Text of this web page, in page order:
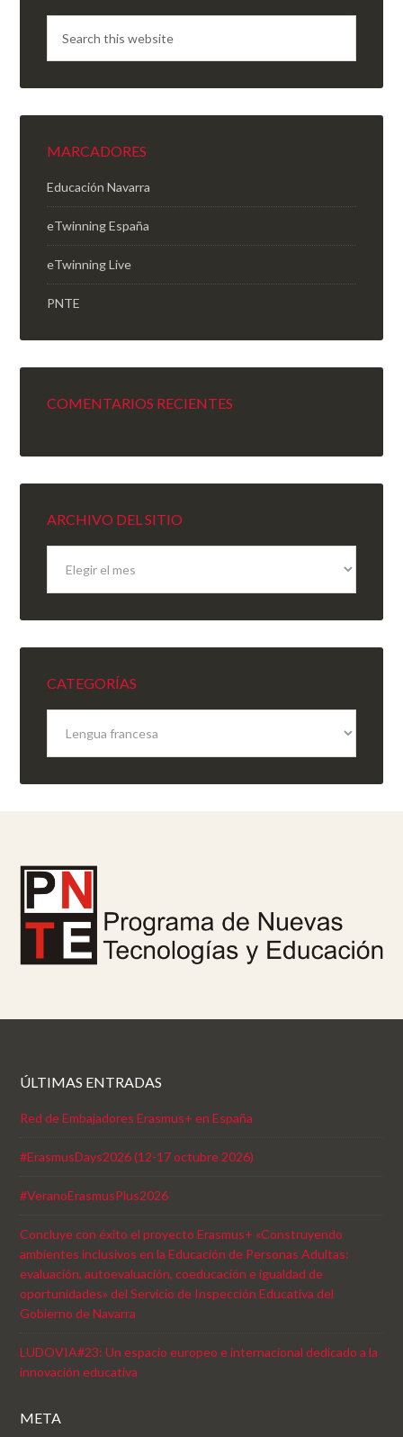
MARCADORES
Educación Navarra
eTwinning España
eTwinning Live
PNTE
COMENTARIOS RECIENTES
ARCHIVO DEL SITIO
sitio
CATEGORÍAS
ÚLTIMAS ENTRADAS
Red de Embajadores Erasmus+ en España
#ErasmusDays2026 (12-17 octubre 2026)
#VeranoErasmusPlus2026
Concluye con éxito el proyecto Erasmus+ «Construyendo
ambientes inclusivos en la Educación de Personas Adultas:
evaluación, autoevaluación, coeducación e igualdad de
oportunidades» del Servicio de Inspección Educativa del
Gobierno de Navarra
LUDOVIA#23: Un espacio europeo e internacional dedicado a la
innovación educativa
META